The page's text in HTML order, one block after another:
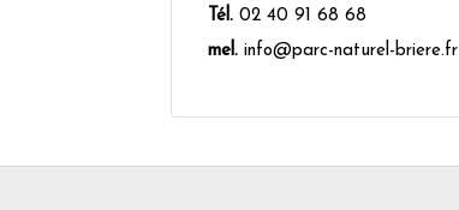
Tél. 02 40 91 68 68
mel. info@parc-naturel-briere.fr